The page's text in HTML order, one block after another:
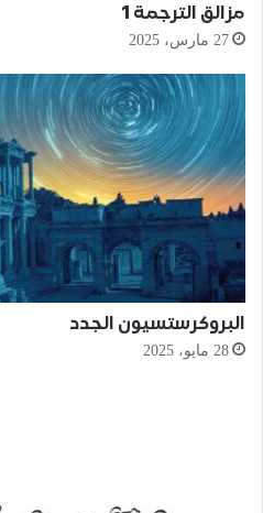
مزالق الترجمة 1
27 مارس، 2025
البروكرستسيون الجدد
28 مايو، 2025